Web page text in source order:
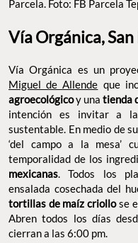
Miguel de Allendeque
cuya intención es invitar
‘del campo a la mesa’
temporalidad de los
mexicanas. Todos los
ensalada cosechada del
tortillas de maíz criollo
restaurante. Abren
considera que cierran a las
Sitio Web: viaorganica.org